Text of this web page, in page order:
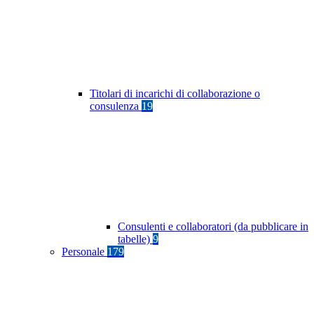
Titolari di incarichi di collaborazione o
consulenza 19
Consulenti e collaboratori (da pubblicare in
tabelle) 9
Personale 179